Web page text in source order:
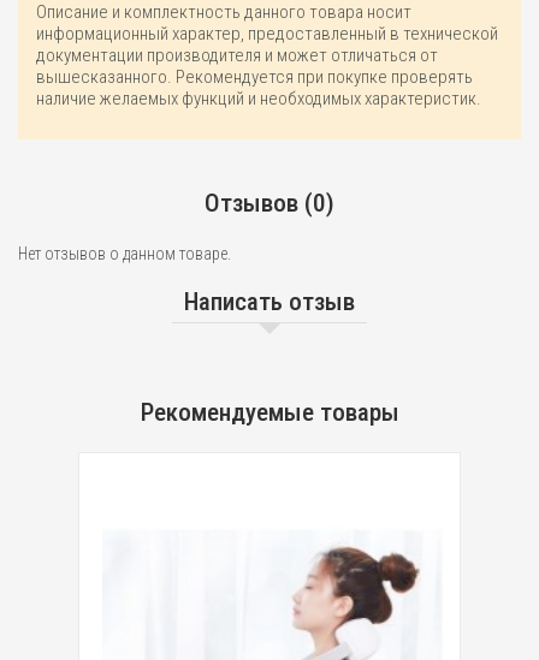
Описание и комплектность данного товара носит
информационный характер, предоставленный в технической
документации производителя и может отличаться от
вышесказанного. Рекомендуется при покупке проверять
наличие желаемых функций и необходимых характеристик.
Отзывов (0)
Нет отзывов о данном товаре.
Написать отзыв
Рекомендуемые товары